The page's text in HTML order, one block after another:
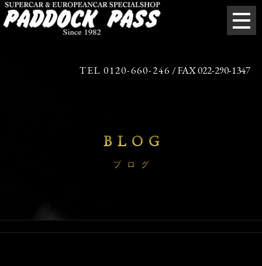
TEL 0120-660-246 / FAX 022-290-1347
BLOG
ブログ